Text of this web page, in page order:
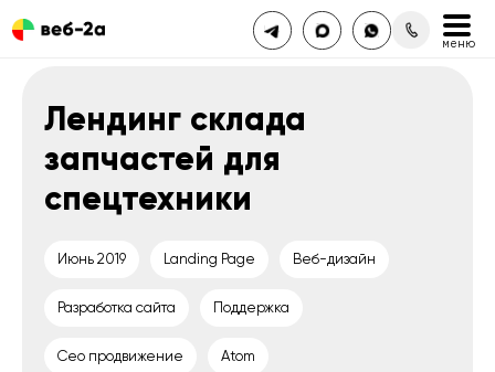
Лендинг склада
запчастей для
спецтехники
Июнь 2019 Landing Page Веб-дизайн
Разработка сайта Поддержка
Сео продвижение Atom